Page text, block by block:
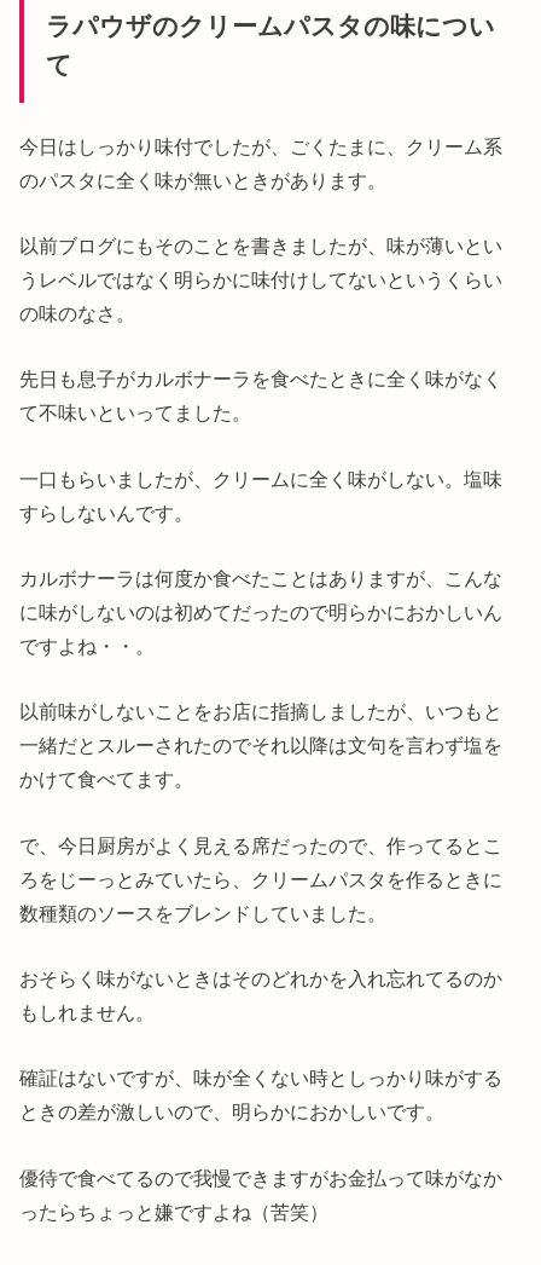
ラパウザのクリームパスタの味につい
て
今日はしっかり味付でしたが、ごくたまに、クリーム系
のパスタに全く味が無いときがあります。
以前ブログにもそのことを書きましたが、味が薄いとい
うレベルではなく明らかに味付けしてないというくらい
の味のなさ。
先日も息子がカルボナーラを食べたときに全く味がなく
て不味いといってました。
一口もらいましたが、クリームに全く味がしない。塩味
すらしないんです。
カルボナーラは何度か食べたことはありますが、こんな
に味がしないのは初めてだったので明らかにおかしいん
ですよね・・。
以前味がしないことをお店に指摘しましたが、いつもと
一緒だとスルーされたのでそれ以降は文句を言わず塩を
かけて食べてます。
で、今日厨房がよく見える席だったので、作ってるとこ
ろをじーっとみていたら、クリームパスタを作るときに
数種類のソースをブレンドしていました。
おそらく味がないときはそのどれかを入れ忘れてるのか
もしれません。
確証はないですが、味が全くない時としっかり味がする
ときの差が激しいので、明らかにおかしいです。
優待で食べてるので我慢できますがお金払って味がなか
ったらちょっと嫌ですよね（苦笑）